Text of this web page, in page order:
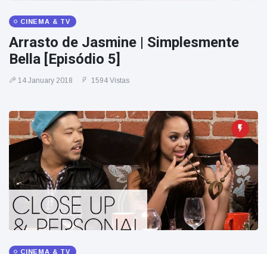
CINEMA & TV
Arrasto de Jasmine | Simplesmente
Bella [Episódio 5]
14 January 2018 1594 Vistas
CINEMA & TV